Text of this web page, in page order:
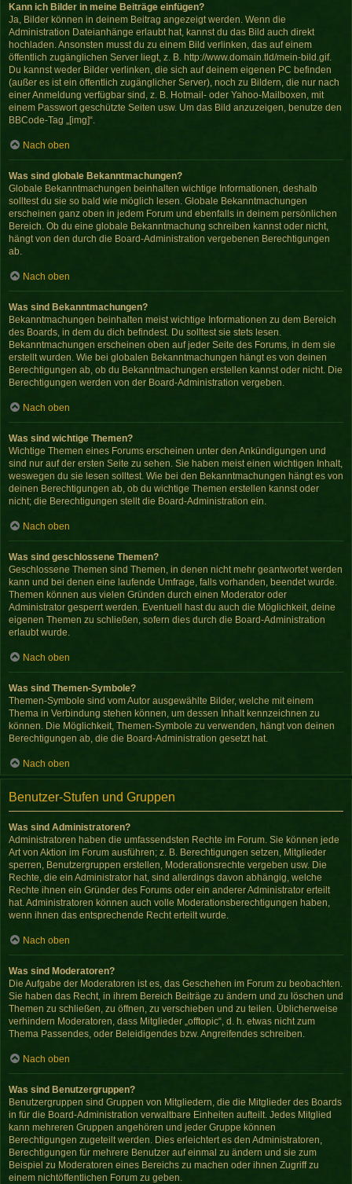
Kann ich Bilder in meine Beiträge einfügen?
Ja, Bilder können in deinem Beitrag angezeigt werden. Wenn die
Administration Dateianhänge erlaubt hat, kannst du das Bild auch direkt
hochladen. Ansonsten musst du zu einem Bild verlinken, das auf einem
öffentlich zugänglichen Server liegt, z. B. http://www.domain.tld/mein-bild.gif.
Du kannst weder Bilder verlinken, die sich auf deinem eigenen PC befinden
(außer es ist ein öffentlich zugänglicher Server), noch zu Bildern, die nur nach
einer Anmeldung verfügbar sind, z. B. Hotmail- oder Yahoo-Mailboxen, mit
einem Passwort geschützte Seiten usw. Um das Bild anzuzeigen, benutze den
BBCode-Tag „[img]“.
Nach oben
Was sind globale Bekanntmachungen?
Globale Bekanntmachungen beinhalten wichtige Informationen, deshalb
solltest du sie so bald wie möglich lesen. Globale Bekanntmachungen
erscheinen ganz oben in jedem Forum und ebenfalls in deinem persönlichen
Bereich. Ob du eine globale Bekanntmachung schreiben kannst oder nicht,
hängt von den durch die Board-Administration vergebenen Berechtigungen
ab.
Nach oben
Was sind Bekanntmachungen?
Bekanntmachungen beinhalten meist wichtige Informationen zu dem Bereich
des Boards, in dem du dich befindest. Du solltest sie stets lesen.
Bekanntmachungen erscheinen oben auf jeder Seite des Forums, in dem sie
erstellt wurden. Wie bei globalen Bekanntmachungen hängt es von deinen
Berechtigungen ab, ob du Bekanntmachungen erstellen kannst oder nicht. Die
Berechtigungen werden von der Board-Administration vergeben.
Nach oben
Was sind wichtige Themen?
Wichtige Themen eines Forums erscheinen unter den Ankündigungen und
sind nur auf der ersten Seite zu sehen. Sie haben meist einen wichtigen Inhalt,
weswegen du sie lesen solltest. Wie bei den Bekanntmachungen hängt es von
deinen Berechtigungen ab, ob du wichtige Themen erstellen kannst oder
nicht; die Berechtigungen stellt die Board-Administration ein.
Nach oben
Was sind geschlossene Themen?
Geschlossene Themen sind Themen, in denen nicht mehr geantwortet werden
kann und bei denen eine laufende Umfrage, falls vorhanden, beendet wurde.
Themen können aus vielen Gründen durch einen Moderator oder
Administrator gesperrt werden. Eventuell hast du auch die Möglichkeit, deine
eigenen Themen zu schließen, sofern dies durch die Board-Administration
erlaubt wurde.
Nach oben
Was sind Themen-Symbole?
Themen-Symbole sind vom Autor ausgewählte Bilder, welche mit einem
Thema in Verbindung stehen können, um dessen Inhalt kennzeichnen zu
können. Die Möglichkeit, Themen-Symbole zu verwenden, hängt von deinen
Berechtigungen ab, die die Board-Administration gesetzt hat.
Nach oben
Benutzer-Stufen und Gruppen
Was sind Administratoren?
Administratoren haben die umfassendsten Rechte im Forum. Sie können jede
Art von Aktion im Forum ausführen; z. B. Berechtigungen setzen, Mitglieder
sperren, Benutzergruppen erstellen, Moderationsrechte vergeben usw. Die
Rechte, die ein Administrator hat, sind allerdings davon abhängig, welche
Rechte ihnen ein Gründer des Forums oder ein anderer Administrator erteilt
hat. Administratoren können auch volle Moderationsberechtigungen haben,
wenn ihnen das entsprechende Recht erteilt wurde.
Nach oben
Was sind Moderatoren?
Die Aufgabe der Moderatoren ist es, das Geschehen im Forum zu beobachten.
Sie haben das Recht, in ihrem Bereich Beiträge zu ändern und zu löschen und
Themen zu schließen, zu öffnen, zu verschieben und zu teilen. Üblicherweise
verhindern Moderatoren, dass Mitglieder „offtopic“, d. h. etwas nicht zum
Thema Passendes, oder Beleidigendes bzw. Angreifendes schreiben.
Nach oben
Was sind Benutzergruppen?
Benutzergruppen sind Gruppen von Mitgliedern, die die Mitglieder des Boards
in für die Board-Administration verwaltbare Einheiten aufteilt. Jedes Mitglied
kann mehreren Gruppen angehören und jeder Gruppe können
Berechtigungen zugeteilt werden. Dies erleichtert es den Administratoren,
Berechtigungen für mehrere Benutzer auf einmal zu ändern und sie zum
Beispiel zu Moderatoren eines Bereichs zu machen oder ihnen Zugriff zu
einem nichtöffentlichen Forum zu geben.